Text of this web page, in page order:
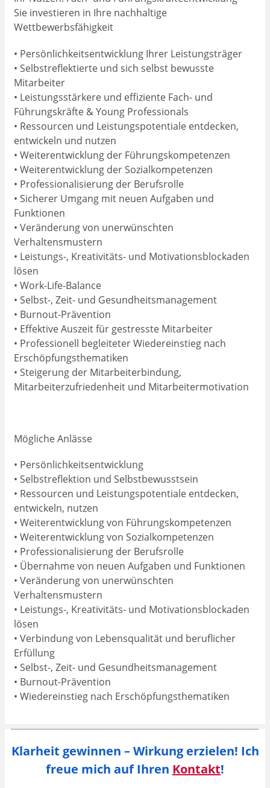
Sie investieren in Ihre nachhaltige
Wettbewerbsfähigkeit
• Persönlichkeitsentwicklung Ihrer Leistungsträger
• Selbstreflektierte und sich selbst bewusste
Mitarbeiter
• Leistungsstärkere und effiziente Fach- und
Führungskräfte & Young Professionals
• Ressourcen und Leistungspotentiale entdecken,
entwickeln und nutzen
• Weiterentwicklung der Führungskompetenzen
• Weiterentwicklung der Sozialkompetenzen
• Professionalisierung der Berufsrolle
• Sicherer Umgang mit neuen Aufgaben und
Funktionen
• Veränderung von unerwünschten
Verhaltensmustern
• Leistungs-, Kreativitäts- und Motivationsblockaden
lösen
• Work-Life-Balance
• Selbst-, Zeit- und Gesundheitsmanagement
• Burnout-Prävention
• Effektive Auszeit für gestresste Mitarbeiter
• Professionell begleiteter Wiedereinstieg nach
Erschöpfungsthematiken
• Steigerung der Mitarbeiterbindung,
Mitarbeiterzufriedenheit und Mitarbeitermotivation
Mögliche Anlässe
• Persönlichkeitsentwicklung
• Selbstreflektion und Selbstbewusstsein
• Ressourcen und Leistungspotentiale entdecken,
entwickeln, nutzen
• Weiterentwicklung von Führungskompetenzen
• Weiterentwicklung von Sozialkompetenzen
• Professionalisierung der Berufsrolle
• Übernahme von neuen Aufgaben und Funktionen
• Veränderung von unerwünschten
Verhaltensmustern
• Leistungs-, Kreativitäts- und Motivationsblockaden
lösen
• Verbindung von Lebensqualität und beruflicher
Erfüllung
• Selbst-, Zeit- und Gesundheitsmanagement
• Burnout-Prävention
• Wiedereinstieg nach Erschöpfungsthematiken
Klarheit gewinnen – Wirkung erzielen! Ich
freue mich auf Ihren Kontakt!